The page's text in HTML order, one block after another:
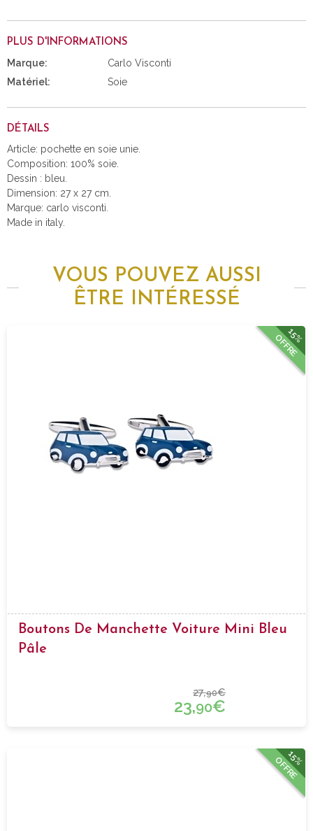
PLUS D'INFORMATIONS
Marque:
Carlo Visconti
Matériel:
Soie
DÉTAILS
Article: pochette en soie unie.
Composition: 100% soie.
Dessin : bleu.
Dimension: 27 x 27 cm.
Marque: carlo visconti.
Made in italy.
VOUS POUVEZ AUSSI
ÊTRE INTÉRESSÉ
15%
OFFRE
Boutons De Manchette Voiture Mini Bleu
Pâle
27,90€
23,90€
15%
OFFRE